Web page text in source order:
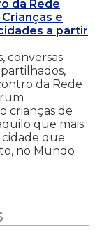
da Rede
e
a partir
conversas
da Rede
crianças de
que mais
que
no Mundo